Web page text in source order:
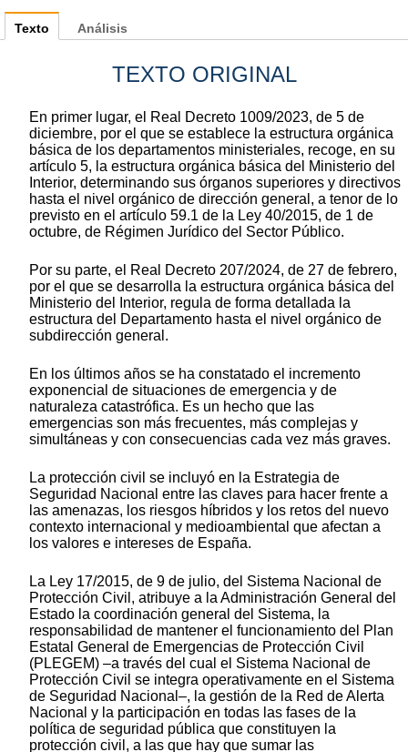
Texto
TEXTO ORIGINAL
En primer lugar, el Real Decreto 1009/2023, de 5 de
diciembre, por el que se establece la estructura orgánica
básica de los departamentos ministeriales, recoge, en su
artículo 5, la estructura orgánica básica del Ministerio del
Interior, determinando sus órganos superiores y directivos
hasta el nivel orgánico de dirección general, a tenor de lo
previsto en el artículo 59.1 de la Ley 40/2015, de 1 de
octubre, de Régimen Jurídico del Sector Público.
Por su parte, el Real Decreto 207/2024, de 27 de febrero,
por el que se desarrolla la estructura orgánica básica del
Ministerio del Interior, regula de forma detallada la
estructura del Departamento hasta el nivel orgánico de
subdirección general.
En los últimos años se ha constatado el incremento
exponencial de situaciones de emergencia y de
naturaleza catastrófica. Es un hecho que las
emergencias son más frecuentes, más complejas y
simultáneas y con consecuencias cada vez más graves.
La protección civil se incluyó en la Estrategia de
Seguridad Nacional entre las claves para hacer frente a
las amenazas, los riesgos híbridos y los retos del nuevo
contexto internacional y medioambiental que afectan a
los valores e intereses de España.
La Ley 17/2015, de 9 de julio, del Sistema Nacional de
Protección Civil, atribuye a la Administración General del
Estado la coordinación general del Sistema, la
responsabilidad de mantener el funcionamiento del Plan
Estatal General de Emergencias de Protección Civil
(PLEGEM) –a través del cual el Sistema Nacional de
Protección Civil se integra operativamente en el Sistema
de Seguridad Nacional–, la gestión de la Red de Alerta
Nacional y la participación en todas las fases de la
política de seguridad pública que constituyen la
protección civil, a las que hay que sumar las
Análisis